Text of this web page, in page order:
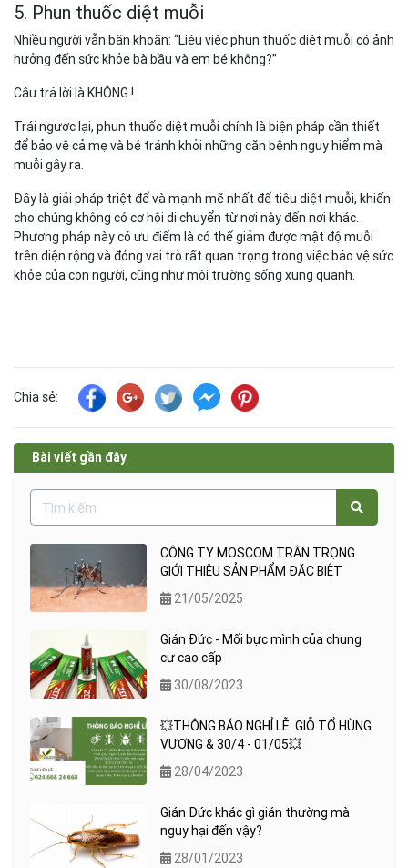
5. Phun thuốc diệt muỗi
Nhiều người vẫn băn khoăn: “Liệu việc phun thuốc diệt muỗi có ảnh
hưởng đến sức khỏe bà bầu và em bé không?”
Câu trả lời là KHÔNG !
Trái ngược lại, phun thuốc diệt muỗi chính là biện pháp cần thiết
để bảo vệ cả mẹ và bé tránh khỏi những căn bệnh nguy hiểm mà
muỗi gây ra.
Đây là giải pháp triệt để và mạnh mẽ nhất để tiêu diệt muỗi, khiến
cho chúng không có cơ hội di chuyển từ nơi này đến nơi khác.
Phương pháp này có ưu điểm là có thể giảm được mật độ muỗi
trên diện rộng và đóng vai trò rất quan trọng trong việc bảo vệ sức
khỏe của con người, cũng như môi trường sống xung quanh.
Chia sẻ:
Bài viết gần đây
CÔNG TY MOSCOM TRÂN TRỌNG
GIỚI THIỆU SẢN PHẨM ĐẶC BIỆT
21/05/2025
Gián Đức - Mối bực mình của chung
cư cao cấp
30/08/2023
💥THÔNG BÁO NGHỈ LỄ GIỖ TỔ HÙNG
VƯƠNG & 30/4 - 01/05💥
28/04/2023
Gián Đức khác gì gián thường mà
nguy hại đến vậy?
28/01/2023